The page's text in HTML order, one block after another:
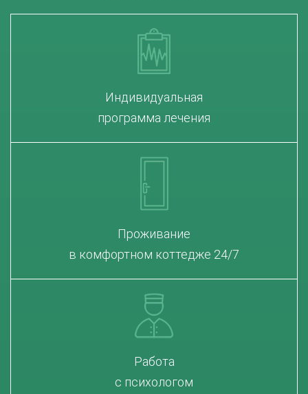
Индивидуальная
программа лечения
Проживание
в комфортном коттедже 24/7
Работа
с психологом